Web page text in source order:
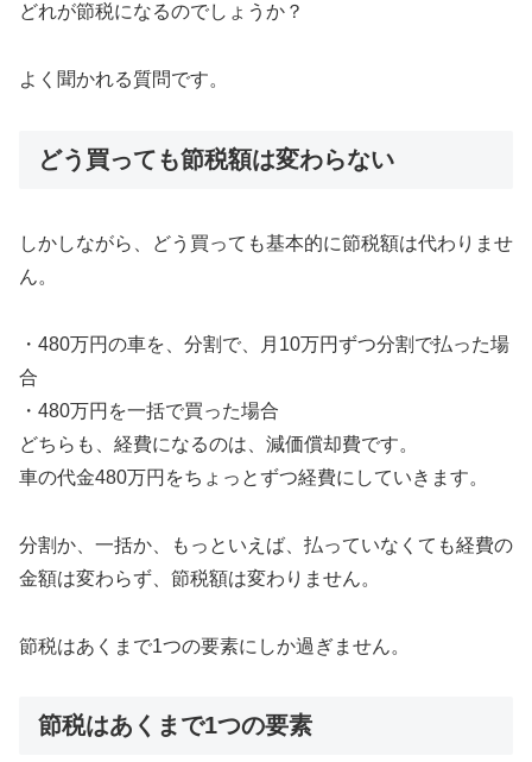
どれが節税になるのでしょうか？
よく聞かれる質問です。
どう買っても節税額は変わらない
しかしながら、どう買っても基本的に節税額は代わりませ
ん。
・480万円の車を、分割で、月10万円ずつ分割で払った場
合
・480万円を一括で買った場合
どちらも、経費になるのは、減価償却費です。
車の代金480万円をちょっとずつ経費にしていきます。
分割か、一括か、もっといえば、払っていなくても経費の
金額は変わらず、節税額は変わりません。
節税はあくまで1つの要素にしか過ぎません。
節税はあくまで1つの要素